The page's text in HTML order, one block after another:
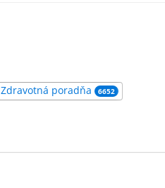
Zdravotná poradňa 6652